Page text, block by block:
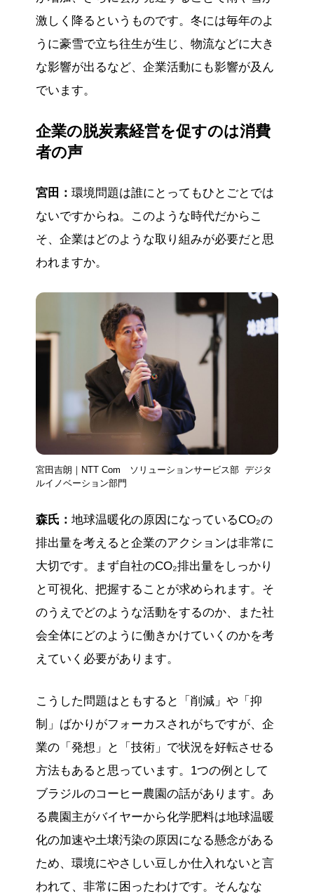
激しく降るというものです。冬には毎年のよ
うに豪雪で立ち往生が生じ、物流などに大き
な影響が出るなど、企業活動にも影響が及ん
でいます。
企業の脱炭素経営を促すのは消費
者の声
宮田： 環境問題は誰にとってもひとごとでは
ないですからね。このような時代だからこ
そ、企業はどのような取り組みが必要だと思
われますか。
宮田吉朗｜NTT Com ソリューションサービス部 デジタ
ルイノベーション部門
森氏： 地球温暖化の原因になっているCO₂の
排出量を考えると企業のアクションは非常に
大切です。まず自社のCO₂排出量をしっかり
と可視化、把握することが求められます。そ
のうえでどのような活動をするのか、また社
会全体にどのように働きかけていくのかを考
えていく必要があります。
こうした問題はともすると「削減」や「抑
制」ばかりがフォーカスされがちですが、企
業の「発想」と「技術」で状況を好転させる
方法もあると思っています。1つの例として
ブラジルのコーヒー農園の話があります。あ
る農園主がバイヤーから化学肥料は地球温暖
化の加速や土壌汚染の原因になる懸念がある
ため、環境にやさしい豆しか仕入れないと言
われて、非常に困ったわけです。そんなな